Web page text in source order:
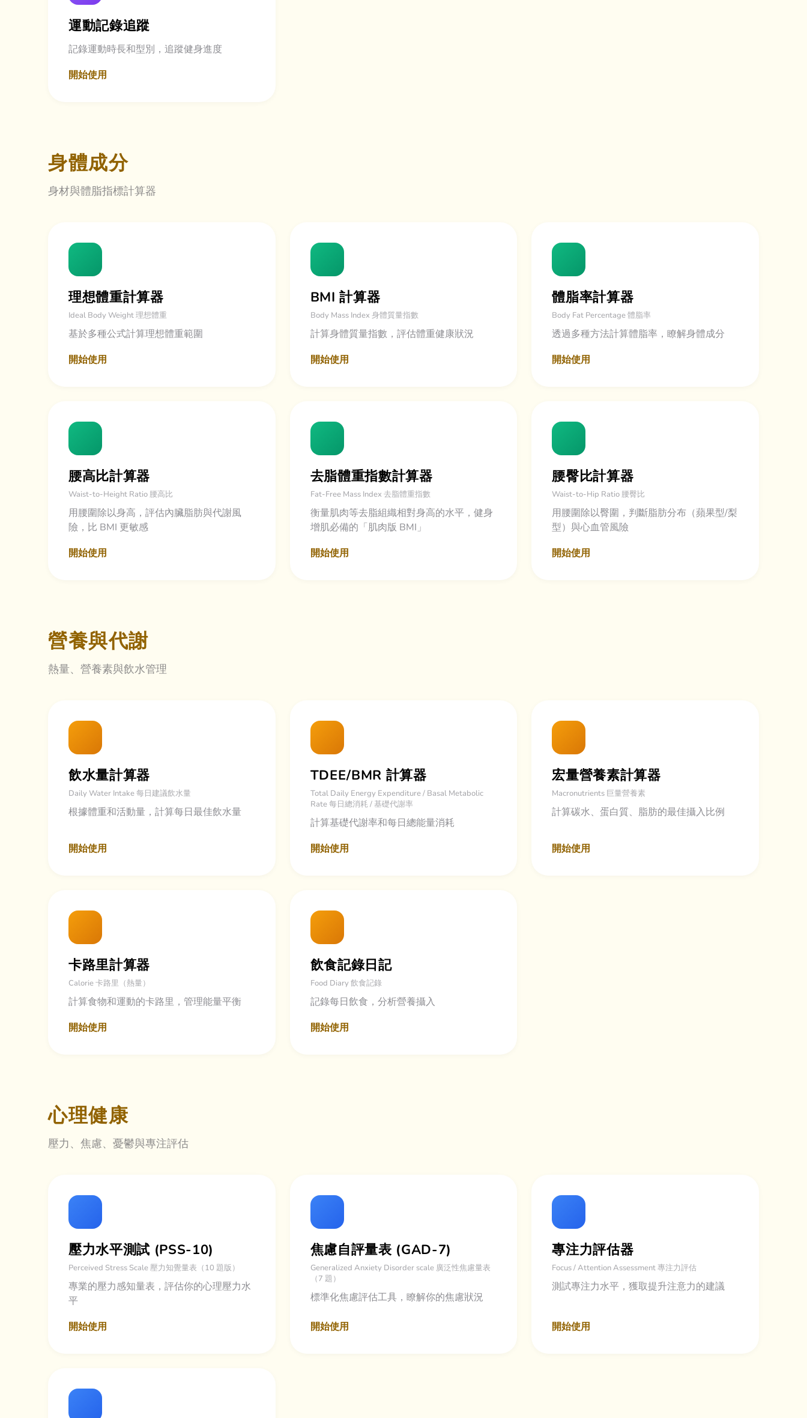
運動記錄追蹤
記錄運動時長和型別，追蹤健身進度
開始使用
身體成分
身材與體脂指標計算器
理想體重計算器
Ideal Body Weight 理想體重
基於多種公式計算理想體重範圍
開始使用
BMI 計算器
Body Mass Index 身體質量指數
計算身體質量指數，評估體重健康狀況
開始使用
體脂率計算器
Body Fat Percentage 體脂率
透過多種方法計算體脂率，瞭解身體成分
開始使用
腰高比計算器
Waist-to-Height Ratio 腰高比
用腰圍除以身高，評估內臟脂肪與代謝風
險，比 BMI 更敏感
開始使用
去脂體重指數計算器
Fat-Free Mass Index 去脂體重指數
衡量肌肉等去脂組織相對身高的水平，健身
增肌必備的「肌肉版 BMI」
開始使用
腰臀比計算器
Waist-to-Hip Ratio 腰臀比
用腰圍除以臀圍，判斷脂肪分布（蘋果型/梨
型）與心血管風險
開始使用
營養與代謝
熱量、營養素與飲水管理
飲水量計算器
Daily Water Intake 每日建議飲水量
根據體重和活動量，計算每日最佳飲水量
開始使用
TDEE/BMR 計算器
Total Daily Energy Expenditure / Basal Metabolic
Rate 每日總消耗 / 基礎代謝率
計算基礎代謝率和每日總能量消耗
開始使用
宏量營養素計算器
Macronutrients 巨量營養素
計算碳水、蛋白質、脂肪的最佳攝入比例
開始使用
卡路里計算器
Calorie 卡路里（熱量）
計算食物和運動的卡路里，管理能量平衡
開始使用
飲食記錄日記
Food Diary 飲食記錄
記錄每日飲食，分析營養攝入
開始使用
心理健康
壓力、焦慮、憂鬱與專注評估
壓力水平測試 (PSS-10)
Perceived Stress Scale 壓力知覺量表（10 題版）
專業的壓力感知量表，評估你的心理壓力水
平
開始使用
焦慮自評量表 (GAD-7)
Generalized Anxiety Disorder scale 廣泛性焦慮量表
（7 題）
標準化焦慮評估工具，瞭解你的焦慮狀況
開始使用
專注力評估器
Focus / Attention Assessment 專注力評估
測試專注力水平，獲取提升注意力的建議
開始使用